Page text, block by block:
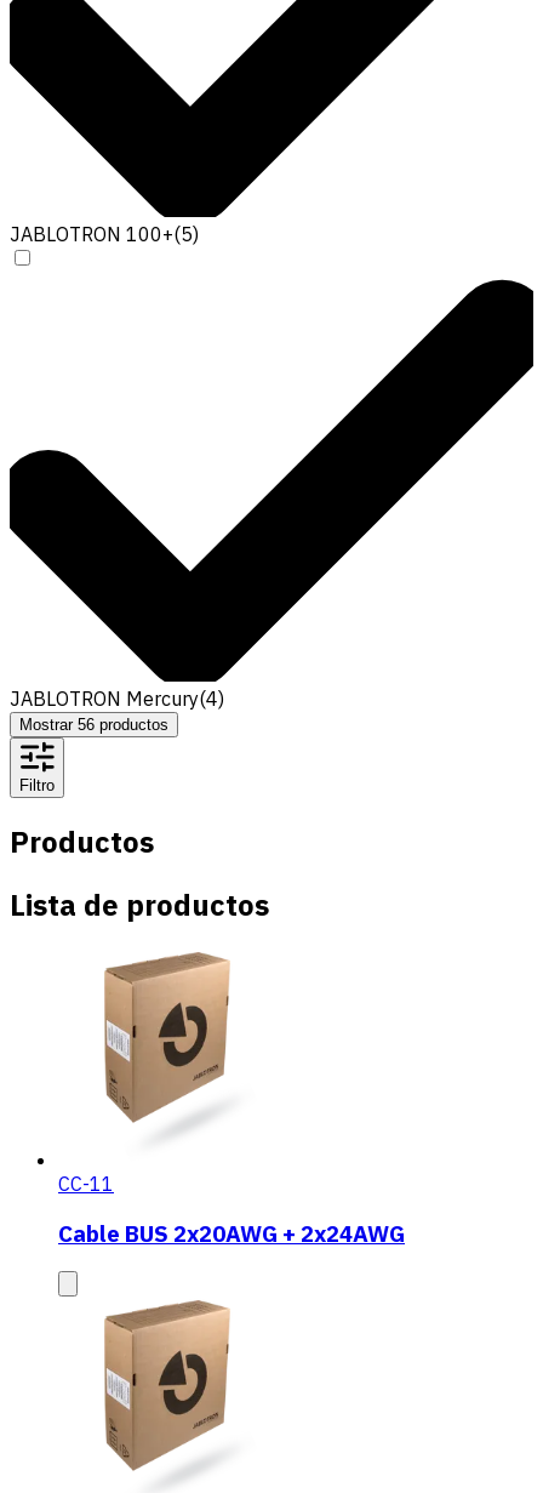
JABLOTRON 100+(5)
JABLOTRON Mercury(4)
Mostrar 56 productos
Filtro
Productos
Lista de productos
CC-11
Cable BUS 2x20AWG + 2x24AWG